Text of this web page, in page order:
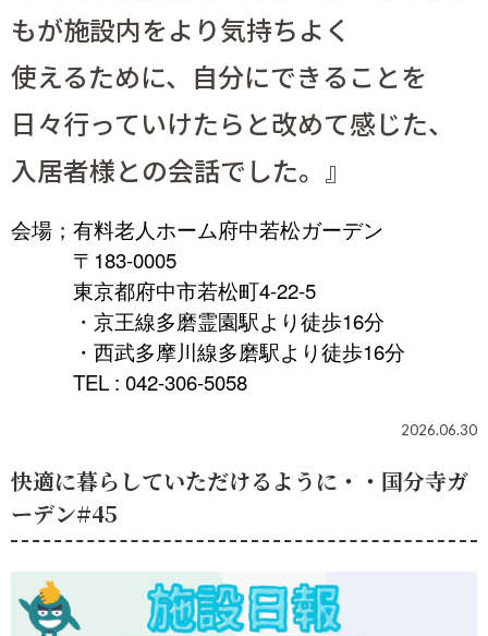
もが施設内をより気持ちよく
使えるために、自分にできることを
日々行っていけたらと改めて感じた、
入居者様との会話でした。』
会場；有料老人ホーム府中若松ガーデン
〒183-0005
東京都府中市若松町4-22-5
・京王線多磨霊園駅より徒歩16分
・西武多摩川線多磨駅より徒歩16分
TEL : 042-306-5058
2026.06.30
快適に暮らしていただけるように・・国分寺ガ
ーデン#45